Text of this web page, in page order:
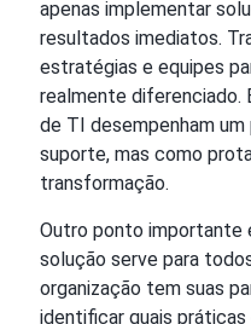
apenas implementar
resultados imediatos.
estratégias e equipes
realmente diferenciado.
de TI desempenham
suporte, mas como
transformação.
Outro ponto importante
solução serve para
organização tem suas
identificar quais